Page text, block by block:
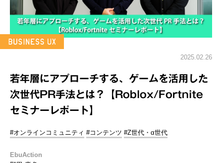
2025.02.26
若年層にアプローチする、ゲームを活用した
次世代PR手法とは？【Roblox/Fortnite
セミナーレポート】
#オンラインコミュニティ #コンテンツ #Z世代・α世代
EbuAction